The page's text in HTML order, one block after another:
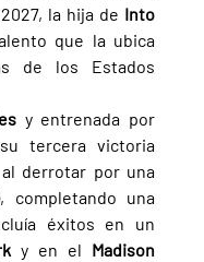
la hija de Into
que la ubica
de los Estados
tercera victoria
derrotar por una
completando una
éxitos en un
y en el Madison